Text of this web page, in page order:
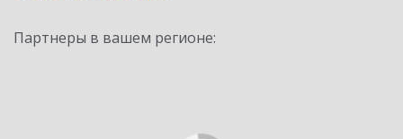
Партнеры в вашем регионе: